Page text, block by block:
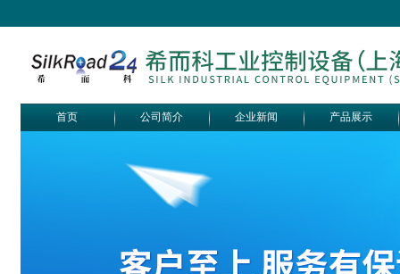
首页 公司简介 企业新闻 产品展示